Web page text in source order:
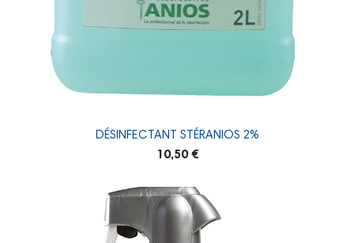
DÉSINFECTANT STÉRANIOS 2%
10,50 €